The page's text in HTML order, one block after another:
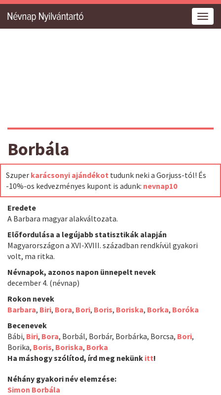
Borbála
Szuper karácsonyi ajándékot tudunk neki a Gorjuss-tól! És
-10%-os kedvezményes kupont is adunk: nevnap10
Eredete
A Barbara magyar alakváltozata.
Előfordulása a legújabb statisztikák alapján
Magyarországon a XVI-XVIII. században rendkívül gyakori
volt, ma ritka.
Névnapok, azonos napon ünnepelt nevek
december 4. (névnap)
Rokon nevek
Barbara, Biri, Bora, Bori, Boris, Boriska, Borka, Boróka
Becenevek
Bábi, Biri, Bora, Borbál, Borbár, Borbárka, Borcsa, Bori,
Borika, Boris, Boriska, Borka
Ha máshogy szólítod, írd meg nekünk itt!
Néhány gyakori név elemzése:
Simon Borbála